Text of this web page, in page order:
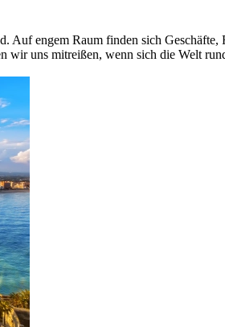
engem Raum finden sich Geschäfte,
uns mitreißen, wenn sich die Welt